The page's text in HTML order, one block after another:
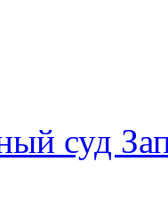
суд